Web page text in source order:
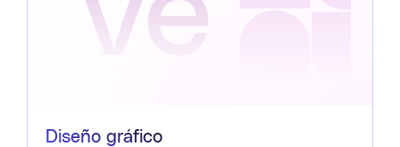
Diseño gráfico